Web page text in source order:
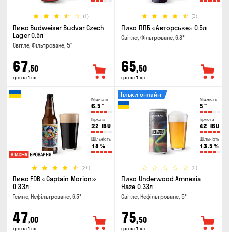
(1)
Пиво Budweiser Budvar Czech
Lager 0.5л
Світле, Фільтроване, 5°
67,50
грн за 1 шт
(3)
Пиво ППБ «Авторське» 0.5л
Світле, Фільтроване, 6.8°
65,50
грн за 1 шт
Міцність
6.5 °
Гіркота
22 IBU
Щільність
18 %
(26)
Пиво FDB «Captain Morion»
0.33л
Темне, Нефільтроване, 6.5°
47,00
грн за 1 шт
Міцність
5 °
Гіркота
42 IBU
Щільність
13.5 %
(0)
Тільки онлайн
Пиво Underwood Amnesia
Haze 0.33л
Світле, Нефільтроване, 5°
75,50
грн за 1 шт